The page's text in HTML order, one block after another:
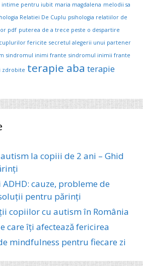
intime pentru iubit maria magdalena melodii sa
Relatiei De Cuplu psihologia relatiilor de
pdf puterea de a trece peste o despartire
fericite secretul alegerii unui partener
sindromul inimi frante sindromul inimii frante
zdrobite terapie aba terapie
la copiii de 2 ani – Ghid
cauze, probleme de
pentru părinți
copiilor cu autism în România
care îți afectează fericirea
mindfulness pentru fiecare zi